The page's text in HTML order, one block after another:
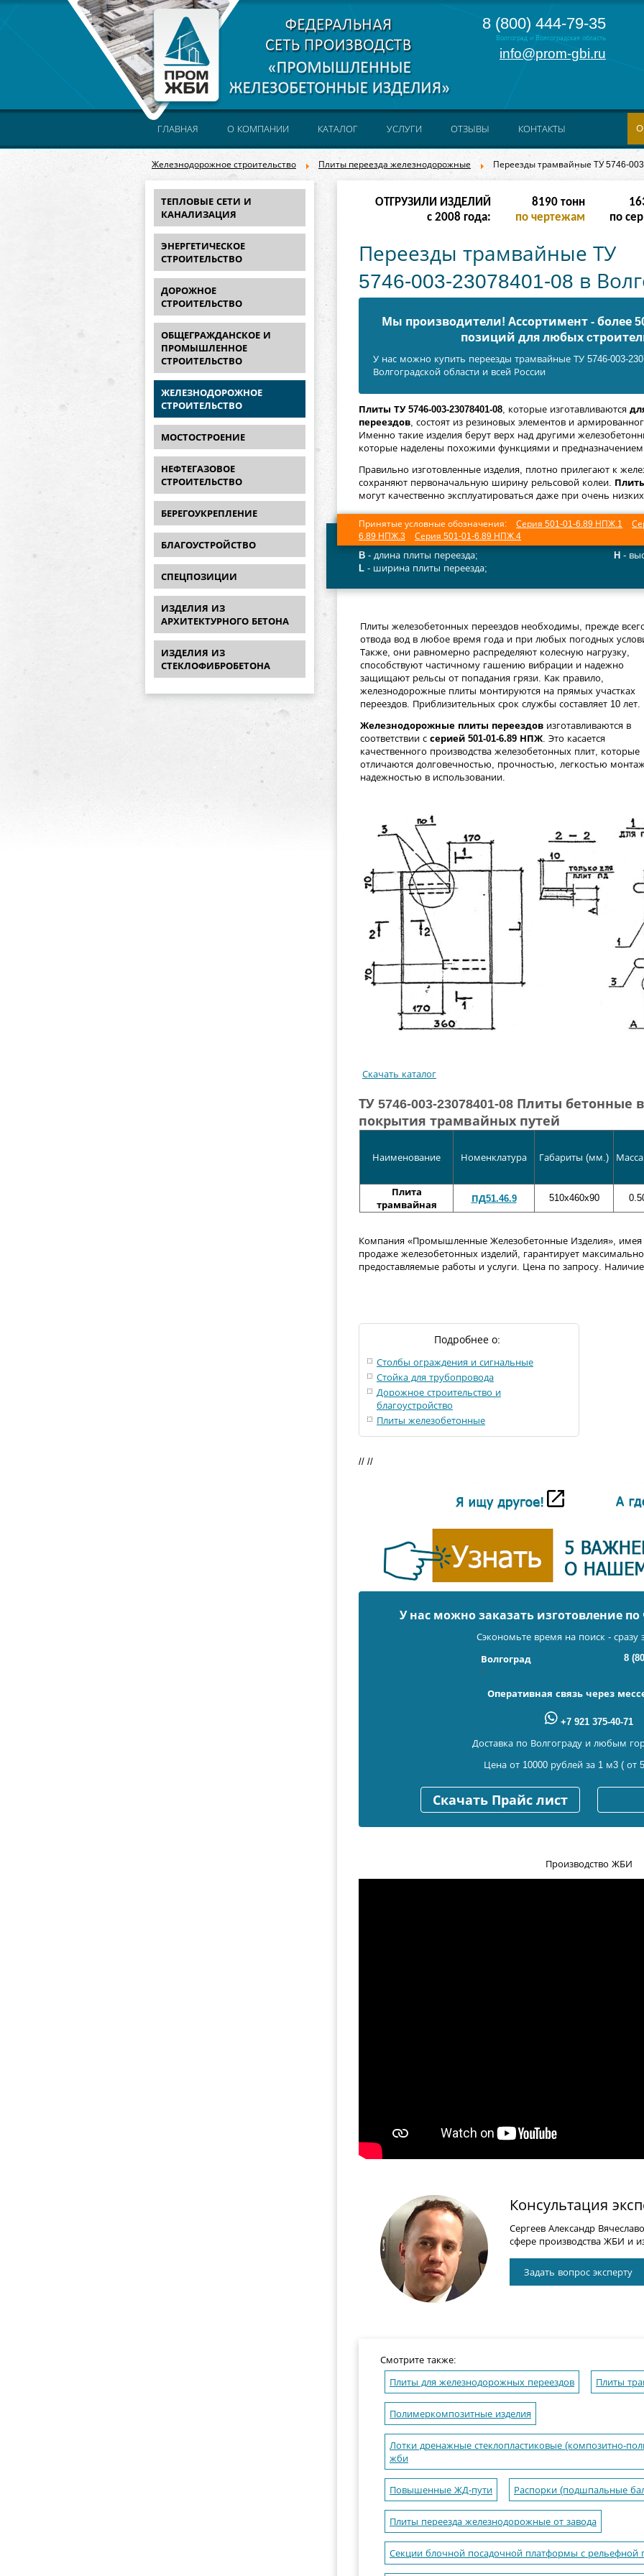
8 (800) 444-79-35
Волгоград и Волгоградская область
info@prom-gbi.ru
Железнодорожное строительство Плиты переезда железнодорожные Переезды трамвайные ТУ 5746-
ГЛАВНАЯ О КОМПАНИИ КАТАЛОГ УСЛУГИ ОТЗЫВЫ КОНТАКТЫ
ТЕПЛОВЫЕ СЕТИ И
КАНАЛИЗАЦИЯ
ЭНЕРГЕТИЧЕСКОЕ
СТРОИТЕЛЬСТВО
ДОРОЖНОЕ
СТРОИТЕЛЬСТВО
ОБЩЕГРАЖДАНСКОЕ И
ПРОМЫШЛЕННОЕ
СТРОИТЕЛЬСТВО
ЖЕЛЕЗНОДОРОЖНОЕ
СТРОИТЕЛЬСТВО
МОСТОСТРОЕНИЕ
НЕФТЕГАЗОВОЕ
СТРОИТЕЛЬСТВО
БЕРЕГОУКРЕПЛЕНИЕ
БЛАГОУСТРОЙСТВО
СПЕЦПОЗИЦИИ
ИЗДЕЛИЯ ИЗ
АРХИТЕКТУРНОГО БЕТОНА
ИЗДЕЛИЯ ИЗ
СТЕКЛОФИБРОБЕТОНА
ОТГРУЗИЛИ ИЗДЕЛИЙ
с 2008 года:
32766тонн
по чертежам
по
Переезды трамвайные ТУ
5746-003-23078401-08 в
Мы производители! Ассортимент - более
позиций для любых
У нас можно купить переезды трамвайные ТУ 5746-003-
Волгоградской области и всей России
Плиты ТУ 5746-003-23078401-08, которые изготавливаются
переездов, состоят из резиновых элементов и
Именно такие изделия берут верх над другими
которые наделены похожими функциями и
Правильно изготовленные изделия, плотно прилегают к
сохраняют первоначальную ширину рельсовой колеи.
могут качественно эксплуатироваться даже при очень
Принятые условные обозначения: Серия 501-01-6.89 НПЖ.1
6.89 НПЖ.3
Серия 501-01-6.89 НПЖ.4
B - длина плиты переезда;
L - ширина плиты переезда;
H-
Плиты железобетонных переездов необходимы, прежде
отвода вод в любое время года и при любых погодных
Также, они равномерно распределяют колесную нагрузку,
способствуют частичному гашению вибрации и надежно
защищают рельсы от попадания грязи. Как правило,
железнодорожные плиты монтируются на прямых участках
переездов. Приблизительных срок службы составляет 10 лет.
Железнодорожные плиты переездов изготавливаются в
соответствии с серией 501-01-6.89 НПЖ. Это касается
качественного производства железобетонных плит, которые
отличаются долговечностью, прочностью, легкостью
надежностью в использовании.
Скачать каталог
ТУ 5746-003-23078401-08 Плиты
покрытия трамвайных путей
Наименование Номенклатура Габариты (мм.)
Плита
трамвайная
ПД51.46.9 510x460x90
Компания «Промышленные Железобетонные Изделия», имея
продаже железобетонных изделий, гарантирует
предоставляемые работы и услуги. Цена по запросу.
Подробнее о:
Столбы ограждения и сигнальные
Стойка для трубопровода
Дорожное строительство и
благоустройство
Плиты железобетонные
// //
У нас можно заказать изготовление
Сэкономьте время на поиск - сразу
Волгоград 8
Оперативная связь через
+7 921 375-40-71
Доставка по Волгограду и любым
Цена от 10000 рублей за 1 м3 ( от
Скачать Прайс лист
Производство ЖБИ
Консультация
Сергеев Александр
сфере производства ЖБИ и
Задать вопрос эксперту
Смотрите также:
Плиты для железнодорожных переездов Плиты
Полимеркомпозитные изделия
Лотки дренажные стеклопластиковые (композитно-
жби
Повышенные ЖД-пути Распорки (подшпальные
Плиты переезда железнодорожные от завода
Секции блочной посадочной платформы с рельефной